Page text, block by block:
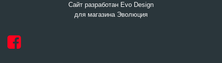
Сайт разработан Evo Design
для магазина Эволюция